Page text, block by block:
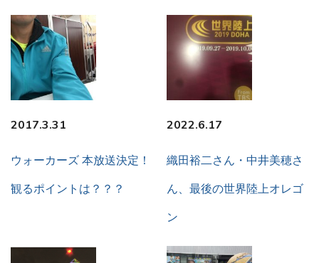
2017.3.31
ウォーカーズ 本放送決定！
観るポイントは？？？
2022.6.17
織田裕二さん・中井美穂さ
ん、最後の世界陸上オレゴ
ン